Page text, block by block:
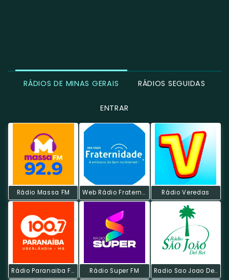
RÁDIOS DE MINAS GERAIS RÁDIOS SEGUIDAS
ENTRAR
Rádio Massa FM Web Rádio Fraternidade Rádio Veredas
Rádio Paranaiba FM Rádio Super FM Radio Sao Joao Del Rei